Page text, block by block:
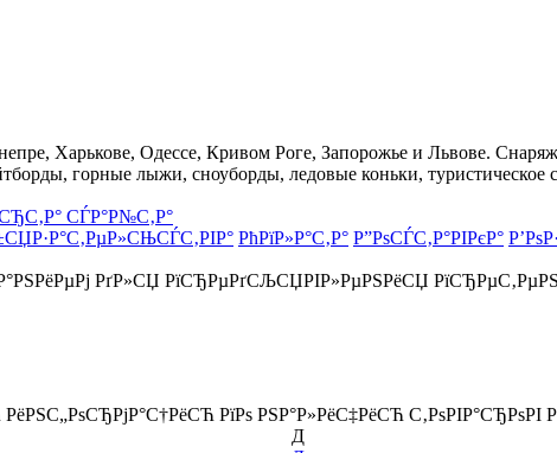
Харькове, Одессе, Кривом Роге, Запорожье и Львове.
горные лыжи, сноуборды, ледовые коньки,
СЃР°Р№С‚Р°
РћРїР»Р°С‚Р° Р”РѕСЃС‚Р°РІРєР°
РґР»СЏ РїСЂРµРґСЉСЏРІР»РµРЅРёСЏ
РїРѕ РЅР°Р»РёС‡РёСЋ С‚РѕРІР°СЂРѕРІ
Д